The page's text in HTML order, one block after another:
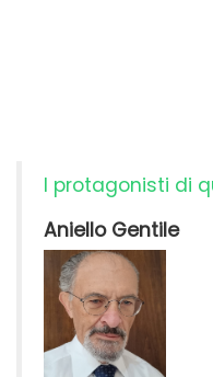
I protagonisti di
Aniello Gentile